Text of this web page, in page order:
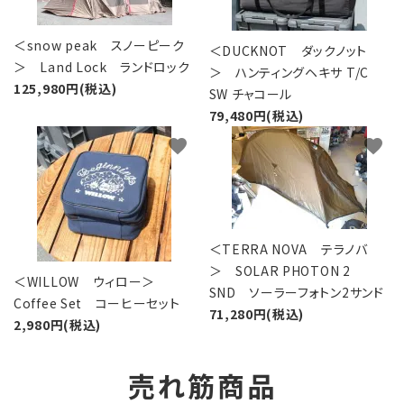
＜snow peak スノーピーク
＞ Land Lock ランドロック
125,980円(税込)
＜DUCKNOT ダックノット
＞ ハンティングヘキサ T/C
SW チャコール
79,480円(税込)
＜WILLOW ウィロー＞
Coffee Set コーヒーセット
2,980円(税込)
favorite
＜TERRA NOVA テラノバ
＞ SOLAR PHOTON 2
SND ソーラーフォトン2サンド
71,280円(税込)
favorite
売れ筋商品